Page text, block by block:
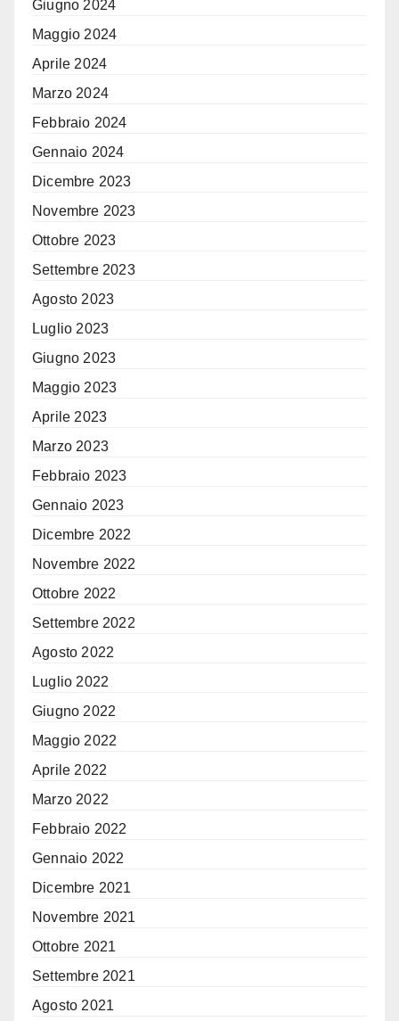
Giugno 2024
Maggio 2024
Aprile 2024
Marzo 2024
Febbraio 2024
Gennaio 2024
Dicembre 2023
Novembre 2023
Ottobre 2023
Settembre 2023
Agosto 2023
Luglio 2023
Giugno 2023
Maggio 2023
Aprile 2023
Marzo 2023
Febbraio 2023
Gennaio 2023
Dicembre 2022
Novembre 2022
Ottobre 2022
Settembre 2022
Agosto 2022
Luglio 2022
Giugno 2022
Maggio 2022
Aprile 2022
Marzo 2022
Febbraio 2022
Gennaio 2022
Dicembre 2021
Novembre 2021
Ottobre 2021
Settembre 2021
Agosto 2021